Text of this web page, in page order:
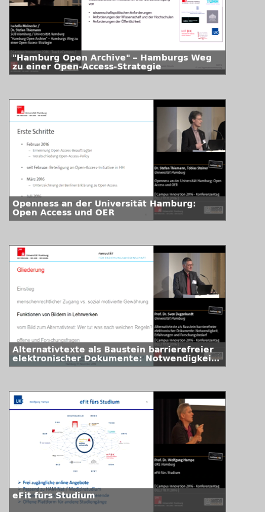
"Hamburg Open Archive" – Hamburgs Weg
zu einer Open-Access-Strategie
Openness an der Universität Hamburg:
Open Access und OER
Alternativtexte als Baustein barrierefreier
elektronischer Dokumente: Notwendigkeit,
Erfahrungen und Forschungsbedarf
eFit fürs Studium